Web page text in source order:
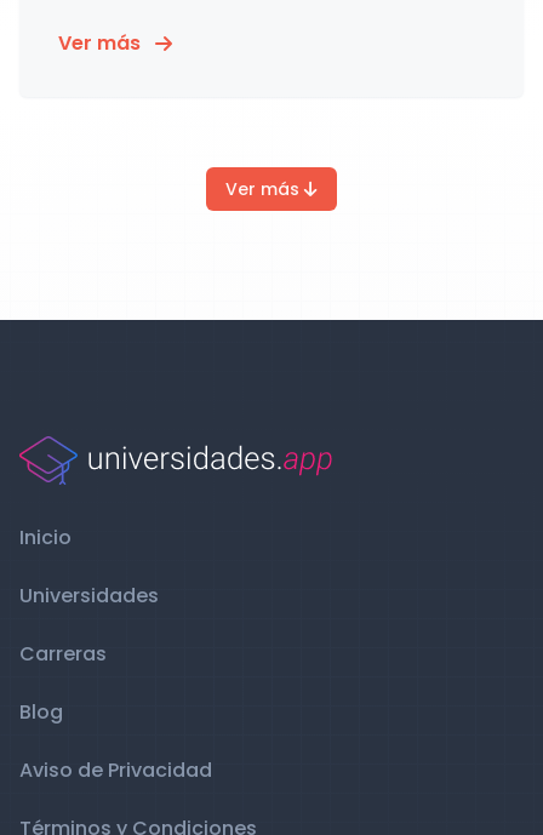
Ver más
Ver más
Inicio
Universidades
Carreras
Blog
Aviso de Privacidad
Términos y Condiciones